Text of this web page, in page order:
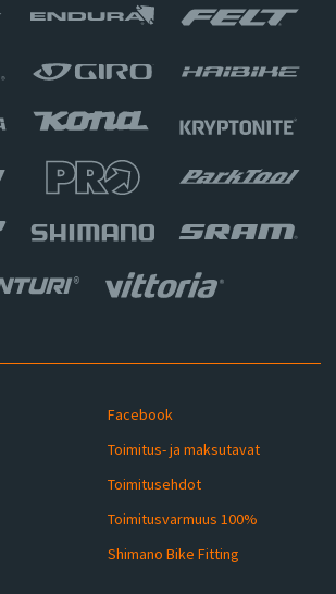
Facebook
Toimitus- ja maksutavat
Toimitusehdot
Toimitusvarmuus 100%
Shimano Bike Fitting